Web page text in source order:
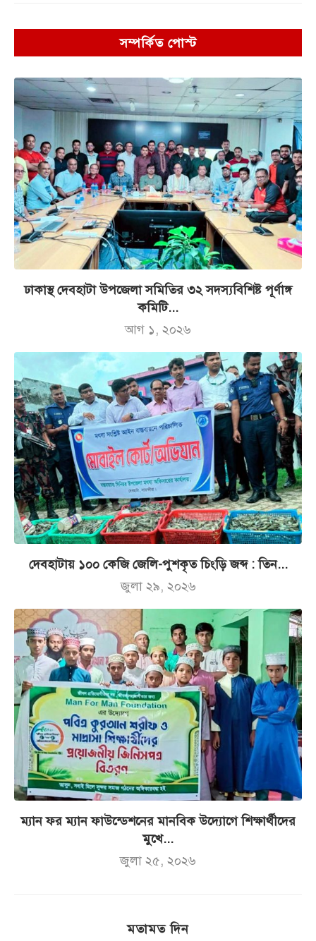
সম্পর্কিত পোস্ট
ঢাকাস্থ দেবহাটা উপজেলা সমিতির ৩২ সদস্যবিশিষ্ট পূর্ণাঙ্গ
কমিটি...
আগ ১, ২০২৬
দেবহাটায় ১০০ কেজি জেলি-পুশকৃত চিংড়ি জব্দ : তিন...
জুলা ২৯, ২০২৬
ম্যান ফর ম্যান ফাউন্ডেশনের মানবিক উদ্যোগে শিক্ষার্থীদের
মুখে...
জুলা ২৫, ২০২৬
মতামত দিন